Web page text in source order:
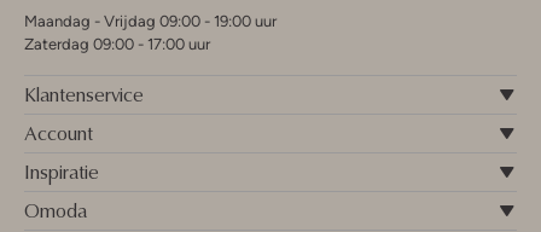
Maandag - Vrijdag 09:00 - 19:00 uur
Zaterdag 09:00 - 17:00 uur
Klantenservice
Account
Inspiratie
Omoda